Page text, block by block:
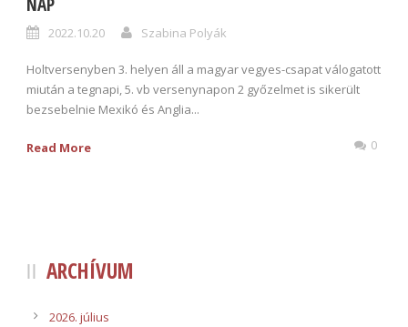
2022.10.20 Szabina Polyák
Holtversenyben 3. helyen áll a magyar vegyes-csapat válogatott
miután a tegnapi, 5. vb versenynapon 2 győzelmet is sikerült
bezsebelnie Mexikó és Anglia...
Read More 0
ARCHÍVUM
2026. július